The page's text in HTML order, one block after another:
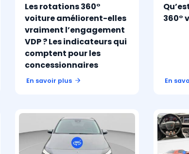
Les rotations 360°
voiture améliorent-elles
vraiment l’engagement
VDP ? Les indicateurs qui
comptent pour les
concessionnaires
En savoir plus
360°
En